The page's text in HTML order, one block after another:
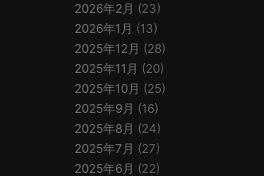
2026年2月 (23)
2026年1月 (13)
2025年12月 (28)
2025年11月 (20)
2025年10月 (25)
2025年9月 (16)
2025年8月 (24)
2025年7月 (27)
2025年6月 (22)